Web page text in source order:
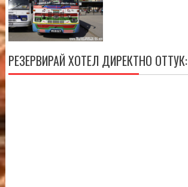
РЕЗЕРВИРАЙ ХОТЕЛ ДИРЕКТНО ОТТУК: